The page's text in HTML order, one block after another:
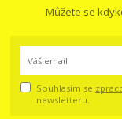
Můžete se
Souhlasím se
newsletteru.